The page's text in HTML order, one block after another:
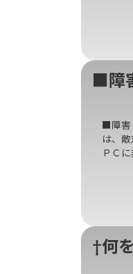
■障
■障
は、
ＰＣ
†何